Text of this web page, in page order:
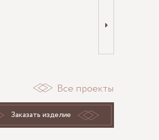
Все проекты
Заказать изделие